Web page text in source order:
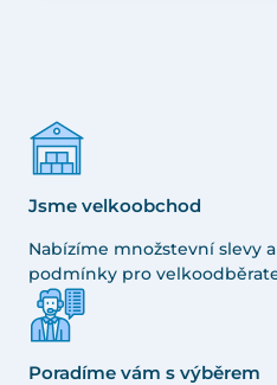
Jsme velkoobchod
Nabízíme množstevní slevy
podmínky pro
Poradíme vám s výběrem